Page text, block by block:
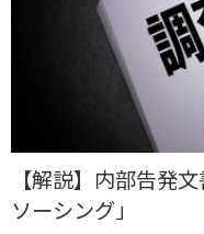
【解説】内部告発
ソーシング」